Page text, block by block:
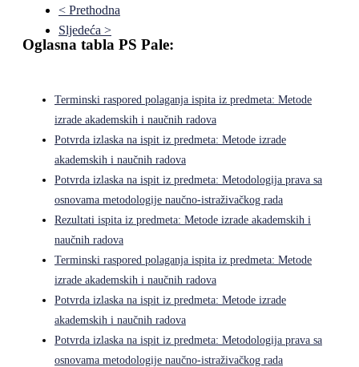
< Prethodna
Sljedeća >
Oglasna tabla PS Pale:
Terminski raspored polaganja ispita iz predmeta: Metode
izrade akademskih i naučnih radova
Potvrda izlaska na ispit iz predmeta: Metode izrade
akademskih i naučnih radova
Potvrda izlaska na ispit iz predmeta: Metodologija prava sa
osnovama metodologije naučno-istraživačkog rada
Rezultati ispita iz predmeta: Metode izrade akademskih i
naučnih radova
Terminski raspored polaganja ispita iz predmeta: Metode
izrade akademskih i naučnih radova
Potvrda izlaska na ispit iz predmeta: Metode izrade
akademskih i naučnih radova
Potvrda izlaska na ispit iz predmeta: Metodologija prava sa
osnovama metodologije naučno-istraživačkog rada